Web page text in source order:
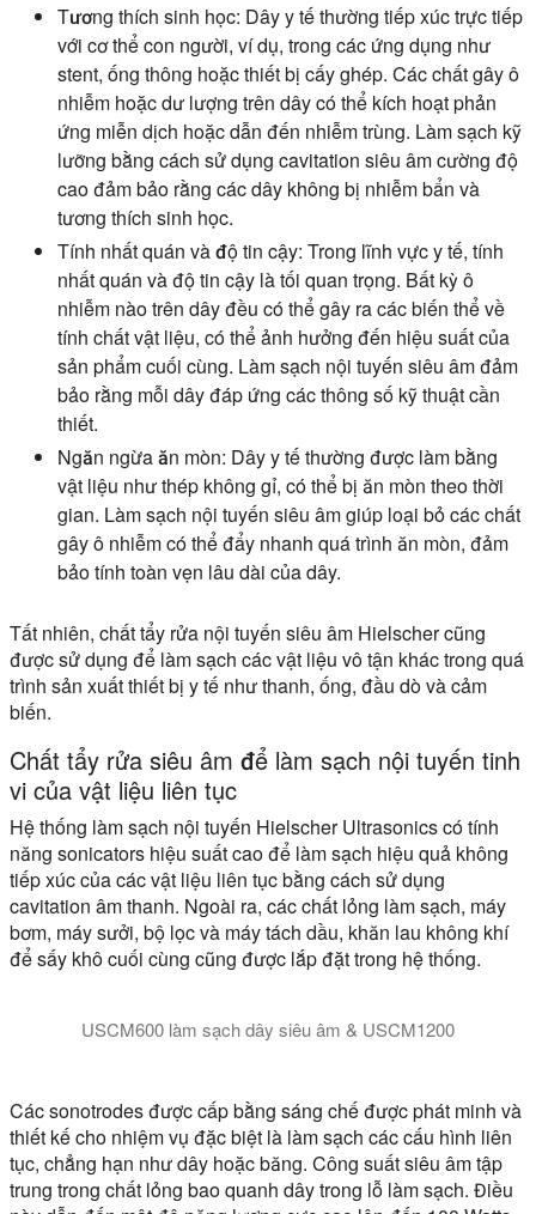
Tương thích sinh học: Dây y tế thường tiếp xúc trực tiếp
với cơ thể con người, ví dụ, trong các ứng dụng như
stent, ống thông hoặc thiết bị cấy ghép. Các chất gây ô
nhiễm hoặc dư lượng trên dây có thể kích hoạt phản
ứng miễn dịch hoặc dẫn đến nhiễm trùng. Làm sạch kỹ
lưỡng bằng cách sử dụng cavitation siêu âm cường độ
cao đảm bảo rằng các dây không bị nhiễm bẩn và
tương thích sinh học.
Tính nhất quán và độ tin cậy: Trong lĩnh vực y tế, tính
nhất quán và độ tin cậy là tối quan trọng. Bất kỳ ô
nhiễm nào trên dây đều có thể gây ra các biến thể về
tính chất vật liệu, có thể ảnh hưởng đến hiệu suất của
sản phẩm cuối cùng. Làm sạch nội tuyến siêu âm đảm
bảo rằng mỗi dây đáp ứng các thông số kỹ thuật cần
thiết.
Ngăn ngừa ăn mòn: Dây y tế thường được làm bằng
vật liệu như thép không gỉ, có thể bị ăn mòn theo thời
gian. Làm sạch nội tuyến siêu âm giúp loại bỏ các chất
gây ô nhiễm có thể đẩy nhanh quá trình ăn mòn, đảm
bảo tính toàn vẹn lâu dài của dây.
Tất nhiên, chất tẩy rửa nội tuyến siêu âm Hielscher cũng
được sử dụng để làm sạch các vật liệu vô tận khác trong quá
trình sản xuất thiết bị y tế như thanh, ống, đầu dò và cảm
biến.
Chất tẩy rửa siêu âm để làm sạch nội tuyến tinh
vi của vật liệu liên tục
Hệ thống làm sạch nội tuyến Hielscher Ultrasonics có tính
năng sonicators hiệu suất cao để làm sạch hiệu quả không
tiếp xúc của các vật liệu liên tục bằng cách sử dụng
cavitation âm thanh. Ngoài ra, các chất lỏng làm sạch, máy
bơm, máy sưởi, bộ lọc và máy tách dầu, khăn lau không khí
để sấy khô cuối cùng cũng được lắp đặt trong hệ thống.
USCM600 làm sạch dây siêu âm & USCM1200
Các sonotrodes được cấp bằng sáng chế được phát minh và
thiết kế cho nhiệm vụ đặc biệt là làm sạch các cấu hình liên
tục, chẳng hạn như dây hoặc băng. Công suất siêu âm tập
trung trong chất lỏng bao quanh dây trong lỗ làm sạch. Điều